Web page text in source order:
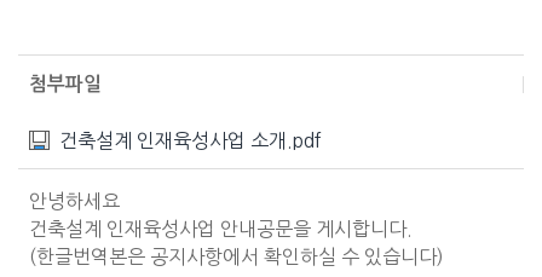
첨부파일
건축설계 인재육성사업 소개.pdf
안녕하세요
건축설계 인재육성사업 안내공문을 게시합니다.
(한글번역본은 공지사항에서 확인하실 수 있습니다)